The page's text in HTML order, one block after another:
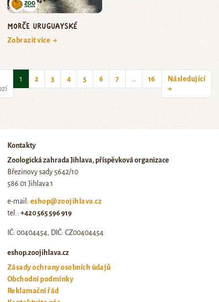
morče uruguayské
Zobrazit více →
1 (current)
2 3 4 5 6 7 16
Následující
→
Kontakty
Zoologická zahrada Jihlava, příspěvková organizace
Březinovy sady 5642/10
586 01 Jihlava 1
e-mail: eshop@zoojihlava.cz
tel.: +420 565 596 919
IČ: 00404454, DIČ: CZ00404454
eshop.zoojihlava.cz
Zásady ochrany osobních údajů
Obchodní podmínky
Reklamační řád